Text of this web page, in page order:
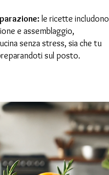
le ricette includono
e assemblaggio,
senza stress, sia che tu
sul posto.